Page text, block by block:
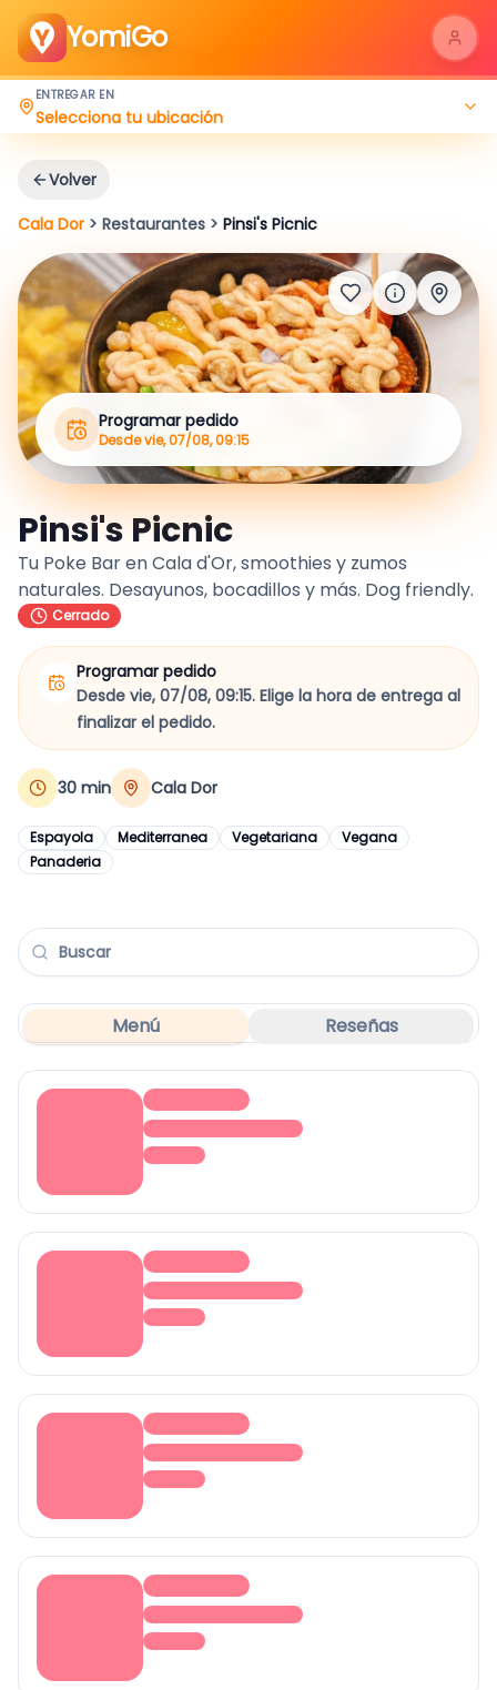
YomiGo
ENTREGAR EN
Selecciona tu ubicación
Volver
Cala Dor> Restaurantes > Pinsi's Picnic
Programar pedido
Desde vie, 07/08, 09:15
Pinsi's Picnic
Tu Poke Bar en Cala d'Or, smoothies y zumos
naturales. Desayunos, bocadillos y más. Dog friendly.
Cerrado
Programar pedido
Desde vie, 07/08, 09:15. Elige la hora de entrega al
finalizar el pedido.
30 min Cala Dor
Espayola Mediterranea Vegetariana
Vegana
Panaderia
Menú Reseñas